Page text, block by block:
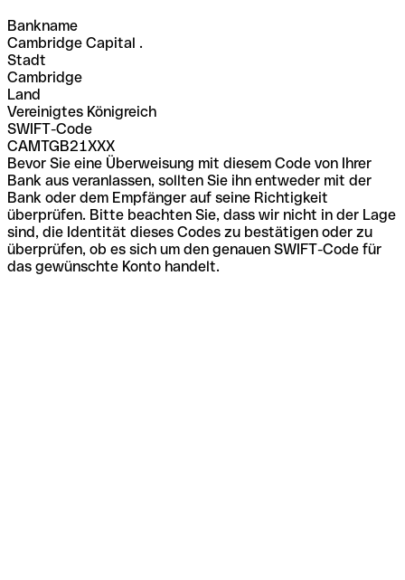
Bankname
Cambridge Capital .
Stadt
Cambridge
Land
Vereinigtes Königreich
SWIFT-Code
CAMTGB21XXX
Bevor Sie eine Überweisung mit diesem Code von Ihrer
Bank aus veranlassen, sollten Sie ihn entweder mit der
Bank oder dem Empfänger auf seine Richtigkeit
überprüfen. Bitte beachten Sie, dass wir nicht in der Lage
sind, die Identität dieses Codes zu bestätigen oder zu
überprüfen, ob es sich um den genauen SWIFT-Code für
das gewünschte Konto handelt.